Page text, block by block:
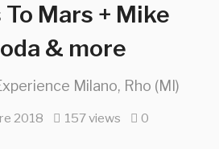
Mars + Mike
& more
Milano, Rho (MI)
2018 157 views 0